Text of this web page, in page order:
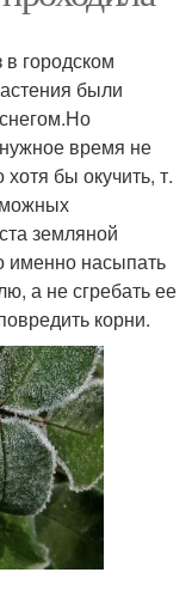
городском
были
время не
бы окучить, т.
земляной
именно насыпать
а не сгребать ее
корни.